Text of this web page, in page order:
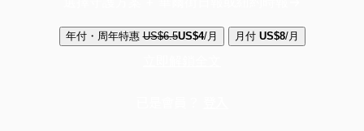
年付・周年特惠 US$6.5US$4/月 月付 US$8/月